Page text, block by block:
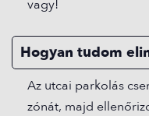
vagy!
Hogyan tudom
Az utcai parkolás
zónát, majd